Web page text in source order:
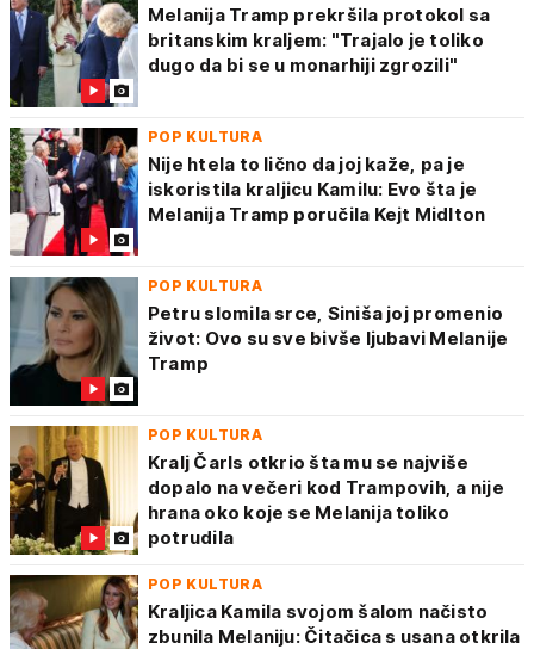
Melanija Tramp prekršila protokol sa
britanskim kraljem: "Trajalo je toliko
dugo da bi se u monarhiji zgrozili"
POP KULTURA
Nije htela to lično da joj kaže, pa je
iskoristila kraljicu Kamilu: Evo šta je
Melanija Tramp poručila Kejt Midlton
POP KULTURA
Petru slomila srce, Siniša joj promenio
život: Ovo su sve bivše ljubavi Melanije
Tramp
POP KULTURA
Kralj Čarls otkrio šta mu se najviše
dopalo na večeri kod Trampovih, a nije
hrana oko koje se Melanija toliko
potrudila
POP KULTURA
Kraljica Kamila svojom šalom načisto
zbunila Melaniju: Čitačica s usana otkrila